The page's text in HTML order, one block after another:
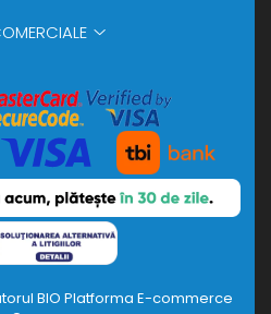
BIO Platforma E-commerce